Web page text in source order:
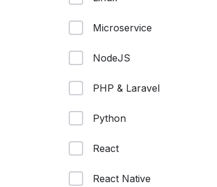
Microservice
NodeJS
PHP & Laravel
Python
React
React Native